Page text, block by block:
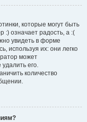
которые могут быть
:) означает радость, а :(
увидеть в форме
используя их: они легко
может
его.
количество